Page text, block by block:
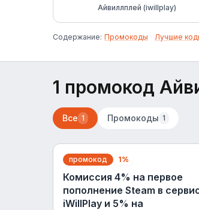
Айвиллплей (iwillplay)
Содержание: Промокоды · Лучшие
1 промокод
Все 1 Промокоды 1
промокод 1%
Комиссия 4% на первое
пополнение Steam в
iWillPlay и 5% на